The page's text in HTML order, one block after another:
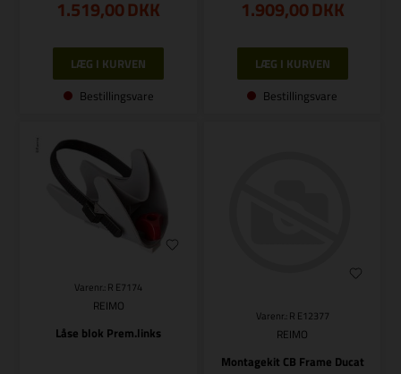
1.519,00DKK
Bestillingsvare
1.909,00DKK
Bestillingsvare
Varenr.: R E7174
REIMO
Låse blok Prem.links
Varenr.: R E12377
REIMO
Montagekit CB Frame Ducat